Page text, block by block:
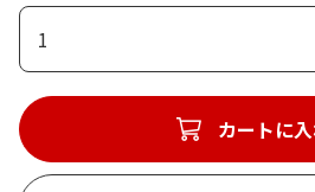
1
カートに